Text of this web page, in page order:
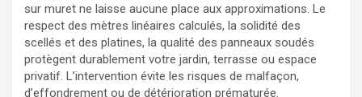
sur muret ne laisse aucune place aux approximations. Le
respect des mètres linéaires calculés, la solidité des
scellés et des platines, la qualité des panneaux soudés
protègent durablement votre jardin, terrasse ou espace
privatif. L’intervention évite les risques de malfaçon,
d’effondrement ou de détérioration prématurée.